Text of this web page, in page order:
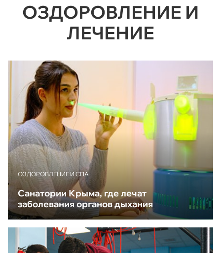
ОЗДОРОВЛЕНИЕ И
ЛЕЧЕНИЕ
ОЗДОРОВЛЕНИЕ И СПА
Санатории Крыма, где лечат
заболевания органов дыхания